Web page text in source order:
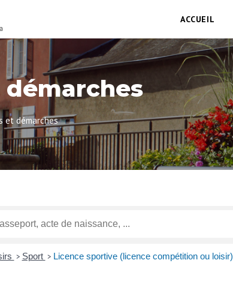
ACCUEIL
et démarches
> Sport > Licence sportive (licence compétition ou loisir)